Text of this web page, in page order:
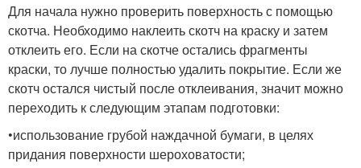
Для начала нужно проверить поверхность с помощью
скотча. Необходимо наклеить скотч на краску и затем
отклеить его. Если на скотче остались фрагменты
краски, то лучше полностью удалить покрытие. Если же
скотч остался чистый после отклеивания, значит можно
переходить к следующим этапам подготовки:
•использование грубой наждачной бумаги, в целях
придания поверхности шероховатости;